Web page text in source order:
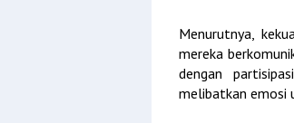
Menurutnya,
mereka
dengan
melibatkan emosi